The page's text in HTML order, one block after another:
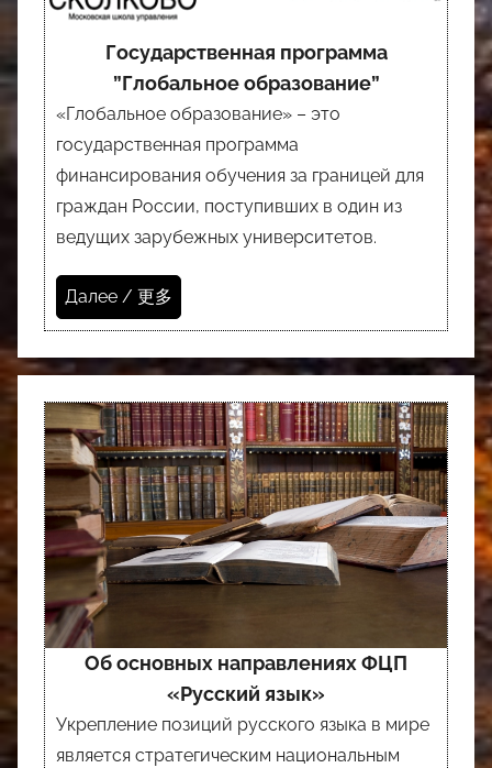
Государственная программа
”Глобальное образование”
«Глобальное образование» – это
государственная программа
финансирования обучения за границей для
граждан России, поступивших в один из
ведущих зарубежных университетов.
Далее / 更多
Об основных направлениях ФЦП
«Русский язык»
Укрепление позиций русского языка в мире
является стратегическим национальным